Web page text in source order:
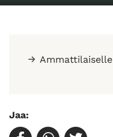
Ammattilaiselle
Jaa: